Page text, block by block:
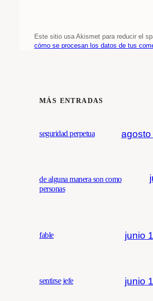
Este sitio usa Akismet para reducir el
cómo se procesan los datos de tus
MÁS ENTRADAS
seguridad perpetua agosto
de alguna manera son como
personas
fable junio
sentirse jefe junio